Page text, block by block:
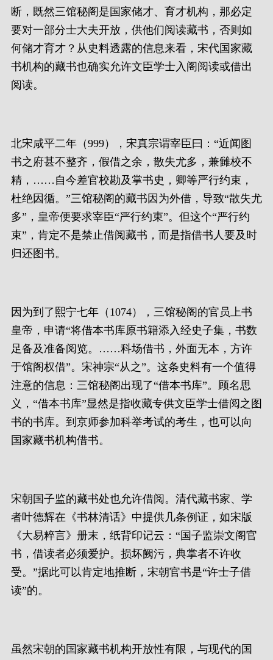
断，既然三馆秘阁是国家储才、育才机构，那必定
要对一部分士大夫开放，供他们阅读藏书，否则如
何储才育才？从史料透露的信息来看，宋代国家藏
书机构的藏书也确实允许文臣学士入阁阅读或借出
阅读。
北宋咸平二年（999），宋真宗谓宰臣曰：“近闻图
书之府甚不整齐，假借之余，散失尤多，兼雠校不
精，……自今差官校勘及掌书史，卿等严行约束，
杜绝因循。”三馆秘阁的藏书因为外借，导致“散失尤
多”，皇帝便要求宰臣“严行约束”。但这个“严行约
束”，肯定不是禁止借阅藏书，而是指借书人要及时
归还图书。
因为到了熙宁七年（1074），三馆秘阁的官员上书
皇帝，申请“将借本书库原书籍添入经史子集，书数
足备及准备阅览。……科场借书，外面无本，方许
于馆阁权借”。宋神宗“从之”。这条史料有一个值得
注意的信息：三馆秘阁出现了“借本书库”。顾名思
义，“借本书库”显然是指收藏专供文臣学士借阅之图
书的书库。到京师参加科举考试的考生，也可以向
国家藏书机构借书。
宋朝国子监的藏书处也允许借阅。清代藏书家、学
者叶德辉在《书林清话》中提供几条例证，如宋版
《大易粹言》册末，纸背印记云：“国子监崇文阁官
书，借读者必须爱护。损坏阙污，典掌者不许收
受。”据此可以肯定地推断，宋朝官书是“许士子借
读”的。
虽然宋朝的国家藏书机构开放性有限，与现代的国